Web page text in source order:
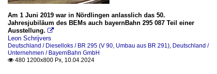
Am 1 Juni 2019 war in Nördlingen anlasslich das 50.
Jahresjubiläum des BEMs auch bayernBahn 295 087 Teil einer
Ausstellung. 
Leon Schrijvers
Deutschland / Dieselloks / BR 295 (V 90, Umbau aus BR 291), Deutschland /
Unternehmen / BayernBahn GmbH
 480 1200x800 Px, 10.04.2024